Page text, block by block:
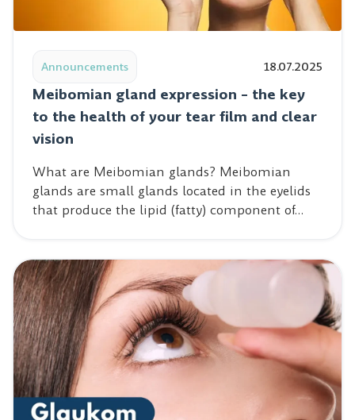
Announcements 18.07.2025
Meibomian gland expression – the key
to the health of your tear film and clear
vision
What are Meibomian glands? Meibomian
glands are small glands located in the eyelids
that produce the lipid (fatty) component of…